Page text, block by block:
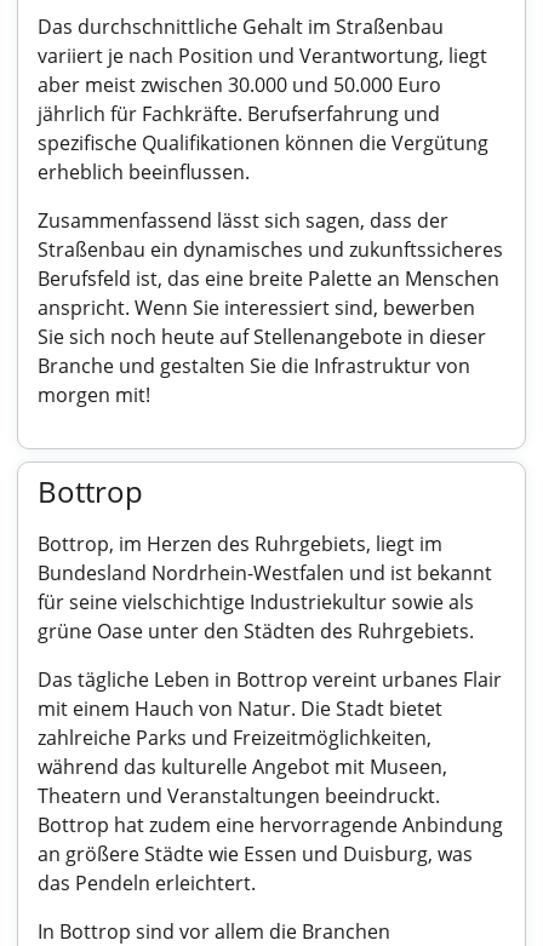
Das durchschnittliche Gehalt im Straßenbau
variiert je nach Position und Verantwortung, liegt
aber meist zwischen 30.000 und 50.000 Euro
jährlich für Fachkräfte. Berufserfahrung und
spezifische Qualifikationen können die Vergütung
erheblich beeinflussen.
Zusammenfassend lässt sich sagen, dass der
Straßenbau ein dynamisches und zukunftssicheres
Berufsfeld ist, das eine breite Palette an Menschen
anspricht. Wenn Sie interessiert sind, bewerben
Sie sich noch heute auf Stellenangebote in dieser
Branche und gestalten Sie die Infrastruktur von
morgen mit!
Bottrop
Bottrop, im Herzen des Ruhrgebiets, liegt im
Bundesland Nordrhein-Westfalen und ist bekannt
für seine vielschichtige Industriekultur sowie als
grüne Oase unter den Städten des Ruhrgebiets.
Das tägliche Leben in Bottrop vereint urbanes Flair
mit einem Hauch von Natur. Die Stadt bietet
zahlreiche Parks und Freizeitmöglichkeiten,
während das kulturelle Angebot mit Museen,
Theatern und Veranstaltungen beeindruckt.
Bottrop hat zudem eine hervorragende Anbindung
an größere Städte wie Essen und Duisburg, was
das Pendeln erleichtert.
In Bottrop sind vor allem die Branchen